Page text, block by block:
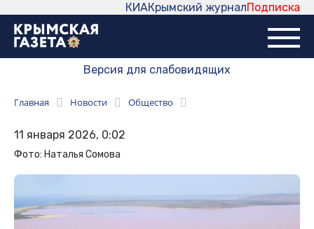
Подписка
Крымский журнал
КИА
Версия для слабовидящих
Главная Новости Общество
11 января 2026, 0:02
Фото: Наталья Сомова